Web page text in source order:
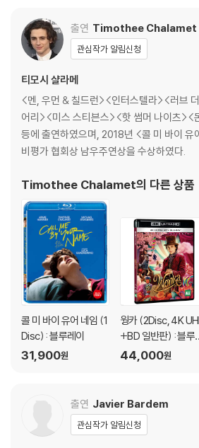
Building the Ancient Future (06:26) - 영화
My Desert, My Dune (04:50) - 아라키스 구
Constructing the Ornithopters (05:38) -
Designing the Sandworm (05:40) - 모래
Beware the Baron (05:00) - 하코넨 남작 특
Wardrobe from Another World (02: 52) -
A New Soundscape (11:12) - 영화 사운드스
출연 Timothee Chalamet
관심작가 알림신청
티모시 샬라메
<멘, 우먼 & 칠드런><인터스텔라><러브
어리><미스 스티븐스><핫 썸머 나이츠><
등에 출연하였으며, 2018년 <콜 미 바이 유
비평가 협회상 남우주연상을 수상하였다.
Timothee Chalamet의 다른 상품
콜 미 바이 유어 네임 (1
Disc) : 블루레이
31,900원
웡카 (2Disc, 4K
+BD 일반판) : 블루
이
44,000원
출연 Javier Bardem
관심작가 알림신청